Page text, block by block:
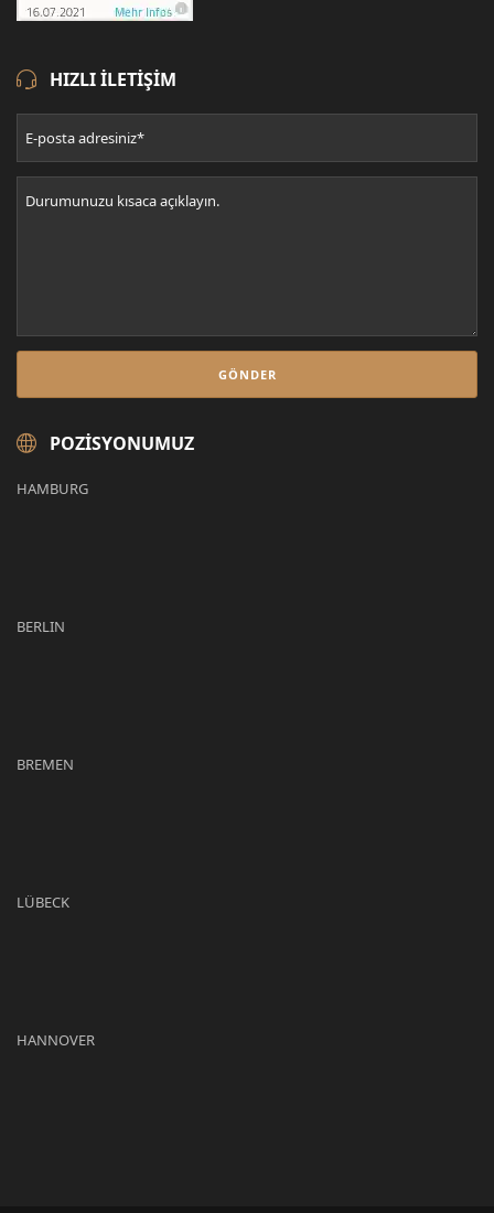
HIZLI ILETIŞIM
POZISYONUMUZ
HAMBURG
BERLIN
BREMEN
LÜBECK
HANNOVER